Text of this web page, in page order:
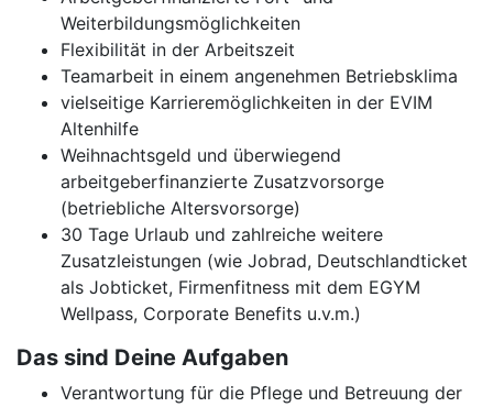
Weiterbildungsmöglichkeiten
Flexibilität in der Arbeitszeit
Teamarbeit in einem angenehmen Betriebsklima
vielseitige Karrieremöglichkeiten in der EVIM
Altenhilfe
Weihnachtsgeld und überwiegend
arbeitgeberfinanzierte Zusatzvorsorge
(betriebliche Altersvorsorge)
30 Tage Urlaub und zahlreiche weitere
Zusatzleistungen (wie Jobrad, Deutschlandticket
als Jobticket, Firmenfitness mit dem EGYM
Wellpass, Corporate Benefits u.v.m.)
Das sind Deine Aufgaben
Verantwortung für die Pflege und Betreuung der